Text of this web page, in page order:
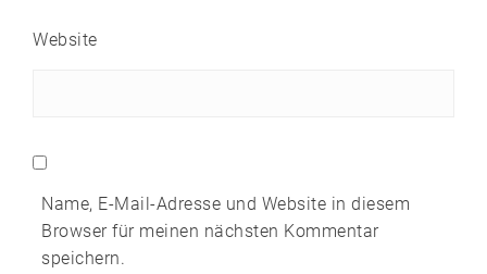
Website
Name, E-Mail-Adresse und Website in diesem
Browser für meinen nächsten Kommentar
speichern.